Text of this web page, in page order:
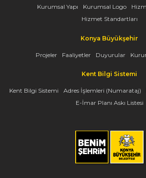
Kurumsal Yapı Kurumsal Logo
Hizmet Standartları
Konya Büyükşehir
Projeler Faaliyetler Duyurular
Kent Bilgi Sistemi
Kent Bilgi Sistemi Adres İşlemleri (Numarataj)
E-İmar Planı Askı Listesi